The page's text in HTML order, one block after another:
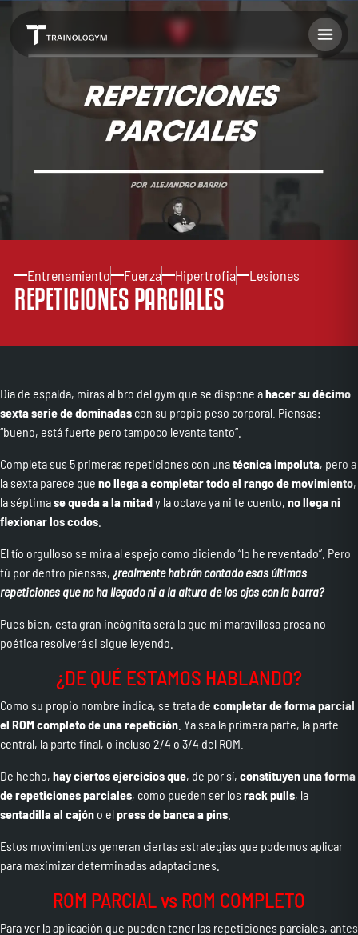
Entrenamiento Fuerza Hipertrofia Lesiones
REPETICIONES PARCIALES
Día de espalda, miras al bro del gym que se dispone ahacer su décimo
sexta serie de dominadas con su propio peso corporal. Piensas:
“bueno, está fuerte pero tampoco levanta tanto”.
Completa sus 5 primeras repeticiones con unatécnica impoluta, pero a
la sexta parece que no llega a completar todo el rango de movimiento,
la séptimase queda a la mitady la octava ya ni te cuento, no llega ni
flexionar los codos
El tío orgulloso se mira al espejo como diciendo “lo he reventado”. Pero
tú por dentro piensas, ¿realmente habrán contado esas últimas
repeticiones que no ha llegado ni a la altura de los ojos con la barra?
Pues bien, esta gran incógnita será la que mi maravillosa prosa no
poética resolverá si sigue leyendo.
¿DE QUÉ ESTAMOS HABLANDO?
Como su propio nombre indica, se trata de completar de forma parcial
el ROM completo de una repetición . Ya sea la primera parte, la parte
central, la parte final, o incluso 2/4 o 3/4 del ROM.
De hecho, hay ciertos ejercicios que, de por sí, constituyen una forma
de repeticiones parciales, como pueden ser losrack pulls, la
sentadilla al cajón o elpress de banca a pins
Estos movimientos generan ciertas estrategias que podemos aplicar
para maximizar determinadas adaptaciones.
ROM PARCIAL vs ROM COMPLETO
Para ver la aplicación que pueden tener las repeticiones parciales, antes